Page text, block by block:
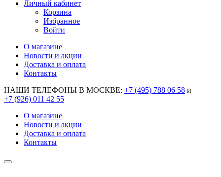
Личный кабинет
Корзина
Избранное
Войти
О магазине
Новости и акции
Доставка и оплата
Контакты
НАШИ ТЕЛЕФОНЫ В МОСКВЕ: +7 (495) 788 06 58 и
+7 (926) 011 42 55
О магазине
Новости и акции
Доставка и оплата
Контакты